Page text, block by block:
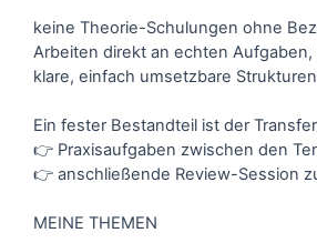
keine Theorie-Schulungen ohne
Arbeiten direkt an echten
klare, einfach umsetzbare
Ein fester Bestandteil ist der
👉 Praxisaufgaben zwischen den
👉 anschließende Review-Session
MEINE THEMEN